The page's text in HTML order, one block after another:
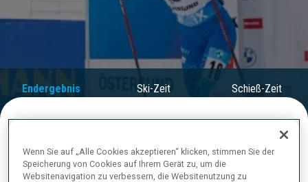
Endergebnis Ski-Zeit Schieß-Zeit
ENDERGEBNISE
Wenn Sie auf „Alle Cookies akzeptieren“ klicken, stimmen Sie der
Speicherung von Cookies auf Ihrem Gerät zu, um die
Websitenavigation zu verbessern, die Websitenutzung zu